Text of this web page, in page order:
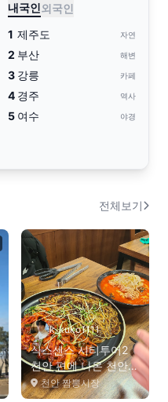
내국인외국인
1 제주도 자연
2 부산 해변
3 강릉 카페
4 경주 역사
5 여수 야경
전체보기
k_kuko1111
식스센스 시티투어2
천안 편에 나온 천안
짬뽕집, 직접 다녀왔습
니...
천안 짬뽕시장